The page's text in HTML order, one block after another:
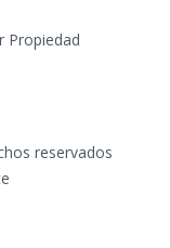
Propiedad
reservados